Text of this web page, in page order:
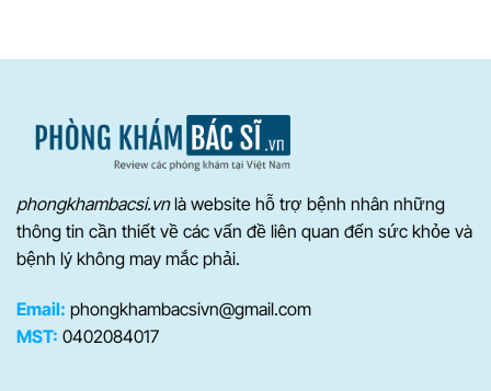
phongkhambacsi.vnlà website hỗ trợ bệnh nhân những
thông tin cần thiết về các vấn đề liên quan đến sức khỏe và
bệnh lý không may mắc phải.
Email: phongkhambacsivn@gmail.com
MST: 0402084017